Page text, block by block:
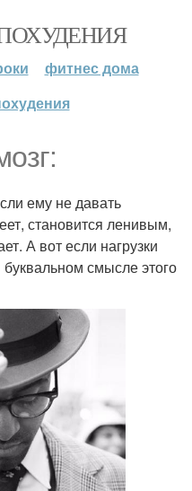
фитнес дома
ему не давать
становится ленивым,
А вот если нагрузки
буквальном смысле этого